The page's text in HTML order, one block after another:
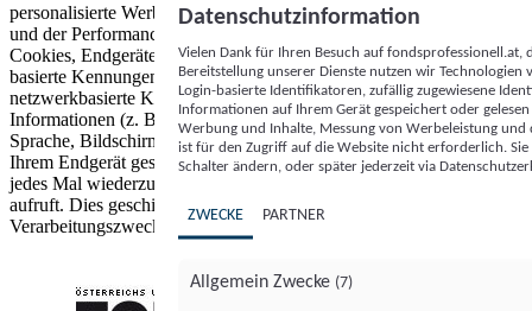
personalisierte Werbung und Inhalte, Messung von Werbeleistung
und der Performance von Inhalten sowie Zielgruppenforschung.
Cookies, Endgeräte- oder ähnliche Online-Kennungen (z. B. login-
basierte Kennungen, zufällig generierte Kennungen,
netzwerkbasierte Kennungen) können zusammen mit anderen
Informationen (z. B. Browsertyp und Browserinformationen,
Sprache, Bildschirmgröße, unterstützte Technologien usw.) auf
Ihrem Endgerät gespeichert oder von dort ausgelesen werden, um es
jedes Mal wiederzuerkennen, wenn es eine App oder einer Webseite
aufruft. Dies geschieht für einen oder mehrere der hier aufgeführten
Verarbeitungszwecke.
Datenschutzinformation
Vielen Dank für Ihren Besuch auf
Bereitstellung unserer Dienste nutzen wir Technologien
Login-basierte Identifikatoren, zufällig zugewiesene
Informationen auf Ihrem Gerät gespeichert oder
Werbung und Inhalte, Messung von Werbeleistung
ist für den Zugriff auf die Website nicht erforderlich.
Schalter ändern, oder später jederzeit via
ZWECKE PARTNER
Allgemein Zwecke (7)